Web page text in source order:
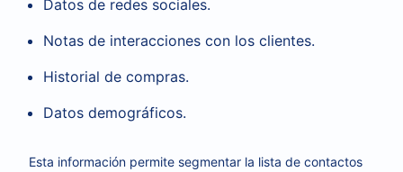
Datos de redes sociales.
Notas de interacciones con los clientes.
Historial de compras.
Datos demográficos.
Esta información permite segmentar la lista de contactos